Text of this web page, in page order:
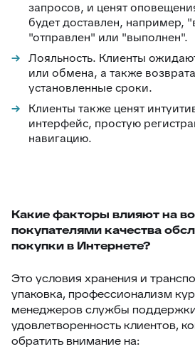
запросов, и ценят
будет доставлен, например,
"отправлен" или "выполнен".
Лояльность. Клиенты
или обмена, а также
установленные сроки.
Клиенты также ценят
интерфейс, простую
навигацию.
Какие факторы влияют на
покупателями качества
покупки в Интернете?
Это условия хранения и
упаковка, профессионализм
менеджеров службы
удовлетворенность клиентов,
обратить внимание на: